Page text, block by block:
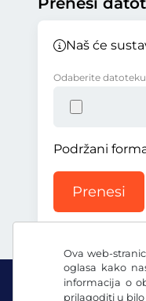
Ova web-
oglasa kako
informacija o
prilagoditi u
Naš će
Odaberite datoteku
Podržani
Prenesi